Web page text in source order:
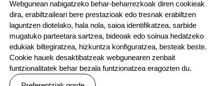
Webgunean nabigatzeko behar-beharrezkoak diren cookieak
dira, erabiltzaileari bere prestazioak edo tresnak erabiltzen
laguntzen diotelako, hala nola, saioa identifikatzea, sarbide
mugatuko parteetara sartzea, bideoak edo soinua hedatzeko
edukiak biltegiratzea, hizkuntza konfiguratzea, besteak beste.
Cookie hauek desaktibatzeak webgunearen zenbait
funtzionalitatek behar bezala funtzionatzea eragozten du.